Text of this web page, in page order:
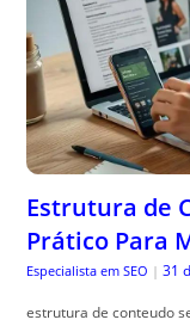
Estrutura de
Prático Para
Especialista em SEO | 31
estrutura de conteudo